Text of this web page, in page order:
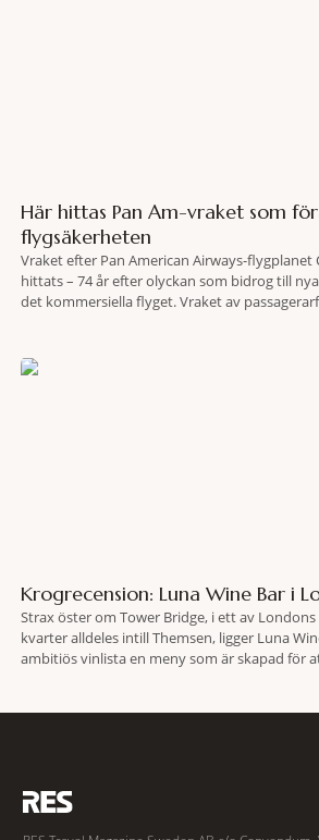
Här hittas Pan Am-vraket som
flygsäkerheten
Vraket efter Pan American Airways-flygplanet
hittats – 74 år efter olyckan som bidrog till
det kommersiella flyget. Vraket av
lokaliserades den 2 juni i år med hjälp
Krogrecension: Luna Wine Bar i
Strax öster om Tower Bridge, i ett av
kvarter alldeles intill Themsen, ligger Luna
ambitiös vinlista en meny som är skapad för